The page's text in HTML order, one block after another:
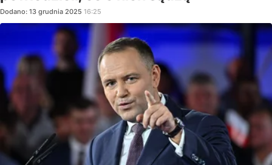
Dodano: 13 grudnia 2025 16:25